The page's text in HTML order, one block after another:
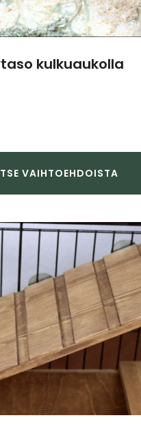
kulkuaukolla
VAIHTOEHDOISTA